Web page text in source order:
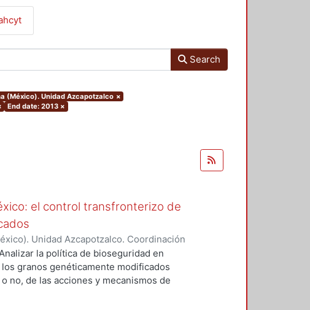
Search
(México). Unidad Azcapotzalco ×
End date: 2013 ×
el control transfronterizo de
Unidad Azcapotzalco. Coordinación
)AVILA DOMINGUEZ, JORGE
la política de bioseguridad en
granos genéticamente modificados
no, de las acciones y mecanismos de